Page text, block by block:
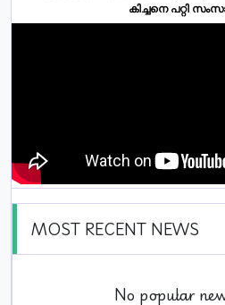
കിച്ചനെ പറ്റി
MOST RECENT NEWS
No popular